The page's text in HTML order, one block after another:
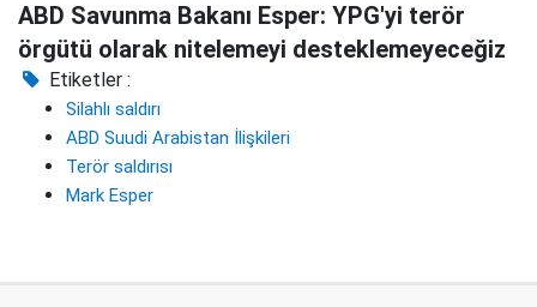
ABD Savunma Bakanı Esper: YPG'yi terör
örgütü olarak nitelemeyi desteklemeyeceğiz
Etiketler :
Silahlı saldırı
ABD Suudi Arabistan İlişkileri
Terör saldırısı
Mark Esper